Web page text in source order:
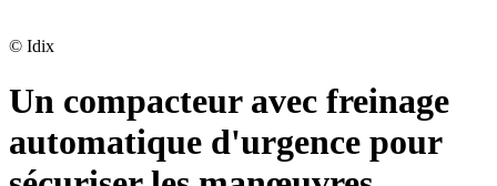
© Idix
Un compacteur avec freinage
automatique d'urgence pour